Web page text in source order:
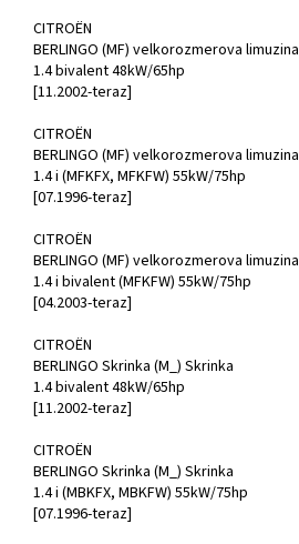
CITROËN
BERLINGO (MF) velkorozmerova limuzina
1.4 bivalent 48kW/65hp
[11.2002-teraz]
CITROËN
BERLINGO (MF) velkorozmerova limuzina
1.4 i (MFKFX, MFKFW) 55kW/75hp
[07.1996-teraz]
CITROËN
BERLINGO (MF) velkorozmerova limuzina
1.4 i bivalent (MFKFW) 55kW/75hp
[04.2003-teraz]
CITROËN
BERLINGO Skrinka (M_) Skrinka
1.4 bivalent 48kW/65hp
[11.2002-teraz]
CITROËN
BERLINGO Skrinka (M_) Skrinka
1.4 i (MBKFX, MBKFW) 55kW/75hp
[07.1996-teraz]